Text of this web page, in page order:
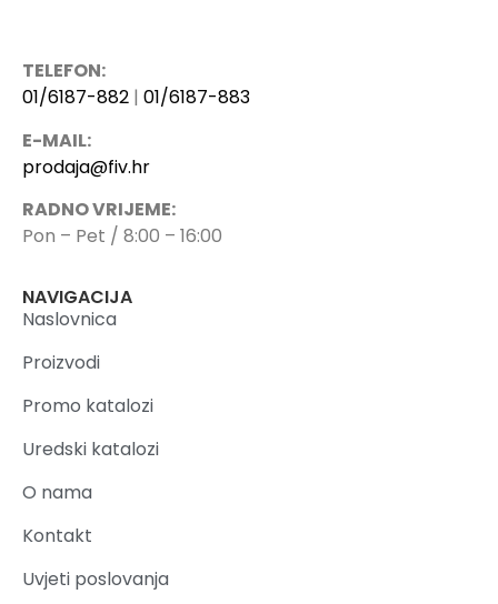
TELEFON:
01/6187-882 | 01/6187-883
E-MAIL:
prodaja@fiv.hr
RADNO VRIJEME:
Pon – Pet / 8:00 – 16:00
NAVIGACIJA
Naslovnica
Proizvodi
Promo katalozi
Uredski katalozi
O nama
Kontakt
Uvjeti poslovanja